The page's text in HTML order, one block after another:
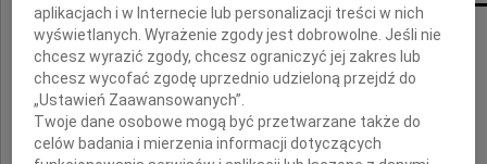
Serdeczne wyrazy współczucia dla
Sędzi
aplikacjach i w Internecie lub personalizacji treści w nich
wyświetlanych. Wyrażenie zgody jest dobrowolne. Jeśli nie
chcesz wyrazić zgody, chcesz ograniczyć jej zakres lub
chcesz wycofać zgodę uprzednio udzieloną przejdź do
„Ustawień Zaawansowanych”.
Twoje dane osobowe mogą być przetwarzane także do
celów badania i mierzenia informacji dotyczących